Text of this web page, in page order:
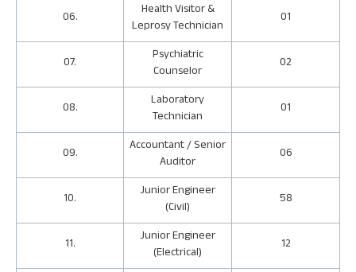
06.
Health Visitor &
Leprosy Technician
01
07.
Psychiatric
Counselor
02
08.
Laboratory
Technician
01
09.
Accountant / Senior
Auditor
06
10.
Junior Engineer
(Civil)
58
11.
Junior Engineer
(Electrical)
12